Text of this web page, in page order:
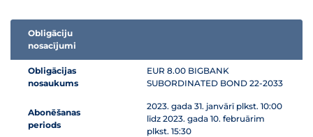
Informācijas tabula par subordinētās obligācijas piedāvājumu
Obligāciju
nosacījumi
Obligācijas
nosaukums
EUR 8.00 BIGBANK
SUBORDINATED BOND 22-2033
Abonēšanas
periods
2023. gada 31. janvārī plkst. 10:00
līdz 2023. gada 10. februārim
plkst. 15:30